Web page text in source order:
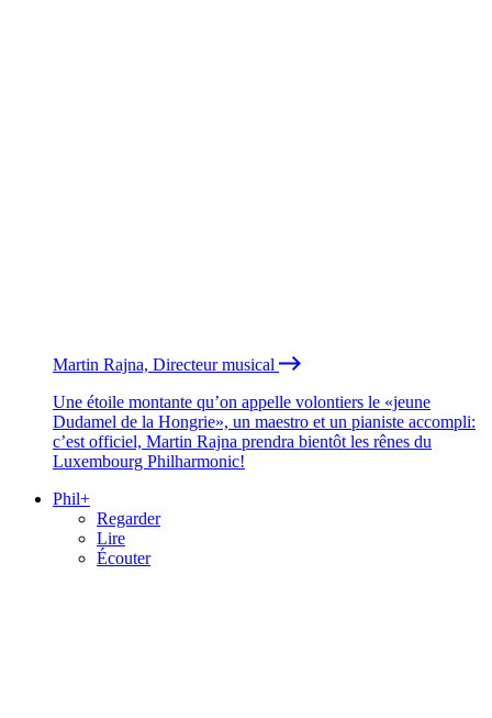
Martin Rajna, Directeur musical
Une étoile montante qu’on appelle volontiers le «jeune
Dudamel de la Hongrie», un maestro et un pianiste accompli:
c’est officiel, Martin Rajna prendra bientôt les rênes du
Luxembourg Philharmonic!
Phil+
Regarder
Lire
Écouter